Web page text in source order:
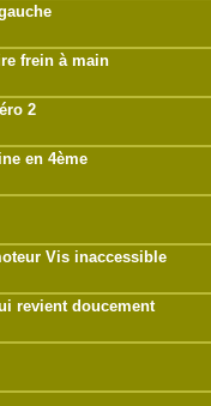
frein à main
2
en 4ème
Vis inaccessible
revient doucement